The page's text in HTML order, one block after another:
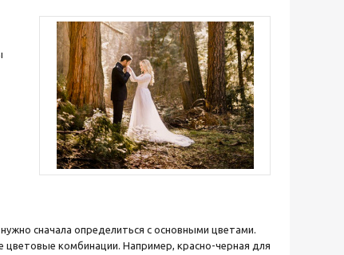
сначала определиться с основными цветами.
цветовые комбинации. Например, красно-черная для